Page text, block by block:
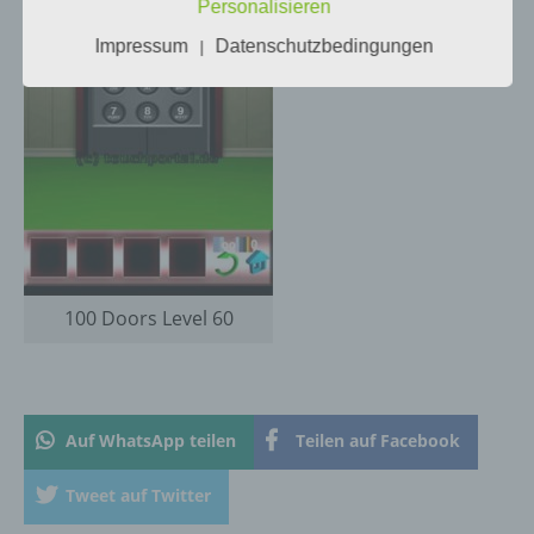
100 Doors Level 60
Auf WhatsApp teilen Teilen auf Facebook
Tweet auf Twitter
Verantwortlicher
Verantwortlicher ist die natürliche oder
gemeinsam mit anderen über die Zwecke
und Mittel der Verarbeitung von
personenbezogenen Daten entscheidet.
Sind die Zwecke und Mittel dieser
Kriterien seiner Benennung nach dem
Unionsrecht oder dem Recht der
Personalisieren
Impressum
Datenschutzbedingungen